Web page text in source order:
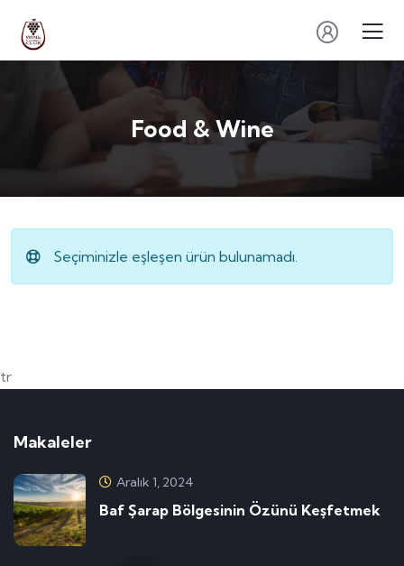
Food & Wine
Seçiminizle eşleşen ürün bulunamadı.
tr
Makaleler
Aralık 1, 2024
Baf Şarap Bölgesinin Özünü Keşfetmek